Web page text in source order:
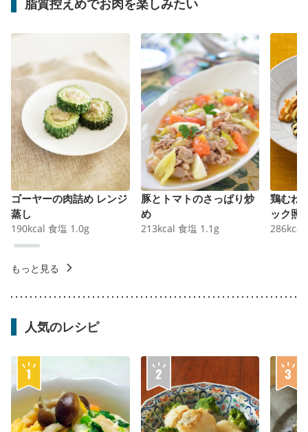
ゴーヤーの肉詰め レンジ
蒸し
190kcal 食塩 1.0g
豚とトマトのさっぱり炒
め
213kcal 食塩 1.1 g
鶏むね
ック照
286kcal
もっと見る
人気のレシピ